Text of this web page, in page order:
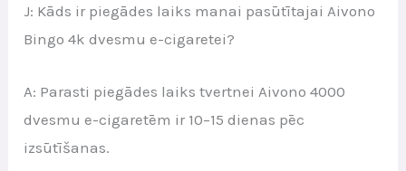
J: Kāds ir piegādes laiks manai pasūtītajai Aivono
Bingo 4k dvesmu e-cigaretei?
A: Parasti piegādes laiks tvertnei Aivono 4000
dvesmu e-cigaretēm ir 10–15 dienas pēc
izsūtīšanas.